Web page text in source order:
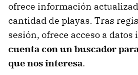
ofrece información
cantidad de playas. Tras
sesión, ofrece acceso a
cuenta con un buscador
que nos interesa.